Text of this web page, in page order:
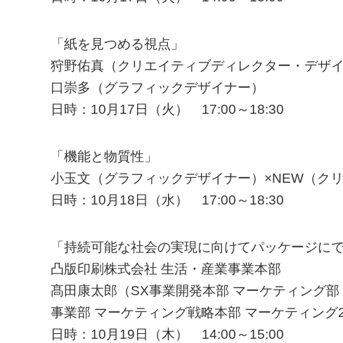
「紙を見つめる視点」
狩野佑真（クリエイティブディレクター・デザ
口崇多（グラフィックデザイナー）
日時：10月17日（火） 17:00～18:30
「機能と物質性」
小玉文（グラフィックデザイナー）×NEW（ク
日時：10月18日（水） 17:00～18:30
「持続可能な社会の実現に向けてパッケージに
凸版印刷株式会社 生活・産業事業本部
髙田康太郎（SX事業開発本部 マーケティング
事業部 マーケティング戦略本部 マーケティング
日時：10月19日（木） 14:00～15:00